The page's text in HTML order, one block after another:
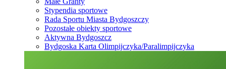
Stypendia sportowe
Rada Sportu Miasta Bydgoszczy
Pozostałe obiekty sportowe
Aktywna Bydgoszcz
Bydgoska Karta Olimpijczyka/Paralimpijczyka